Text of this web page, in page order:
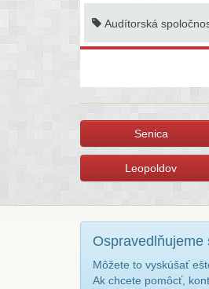
Audítorská
Senica
Leopoldov
Môžete to vyskúšať
Ak chcete pomôcť,